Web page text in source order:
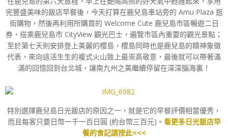
完豐盛美味的飯店早餐後，今天打算在鹿兒島車站旁的 Amu Plaza 逛
街購物，然後再利用所購買的 Welcome Cute 鹿兒島市區暢遊二日
券，搭乘鹿兒島市 CityView 觀光巴士，遍覽市區內重要的觀光景點；
至於第七天則安排登上美麗的櫻島，櫻島同時也是鹿兒島的精神象徵
代表，來向這活生生的複式火山致上最崇高敬意，最後就可以帶著滿
滿的回憶回到台北城，讓南九州之美繼續停留在深深腦海裏！
特別選擇鹿兒島日光飯店的原因之一，就是它的早餐評價相當優秀，
而且每客只要日幣一千一百日圓 (約台幣三百元)。 看更多日光飯店早
餐的食記請按此<<<